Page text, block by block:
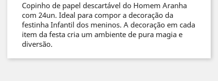
Copinho de papel descartável do Homem Aranha
com 24un. Ideal para compor a decoração da
festinha Infantil dos meninos. A decoração em cada
item da festa cria um ambiente de pura magia e
diversão.